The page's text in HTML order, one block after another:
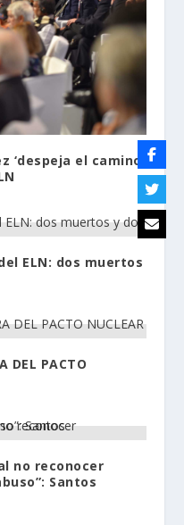
‘despeja el camino’
ELN: dos muertos
DEL PACTO
no reconocer
Santos